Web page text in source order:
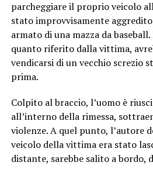
parcheggiare il proprio veicolo
stato improvvisamente
armato di una mazza da baseball.
quanto riferito dalla vittima,
vendicarsi di un vecchio screzio
prima.
Colpito al braccio, l’uomo è
all’interno della rimessa,
violenze. A quel punto, l’autore
veicolo della vittima era stato
distante, sarebbe salito a bordo,